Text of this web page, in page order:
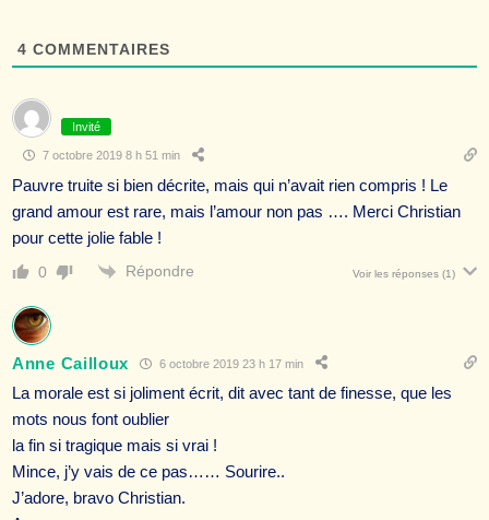
4 COMMENTAIRES
Invité
7 octobre 2019 8 h 51 min
Pauvre truite si bien décrite, mais qui n’avait rien compris ! Le
grand amour est rare, mais l’amour non pas …. Merci Christian
pour cette jolie fable !
0 Répondre Voir les réponses (1)
Anne Cailloux 6 octobre 2019 23 h 17 min
La morale est si joliment écrit, dit avec tant de finesse, que les
mots nous font oublier
la fin si tragique mais si vrai !
Mince, j’y vais de ce pas…… Sourire..
J’adore, bravo Christian.